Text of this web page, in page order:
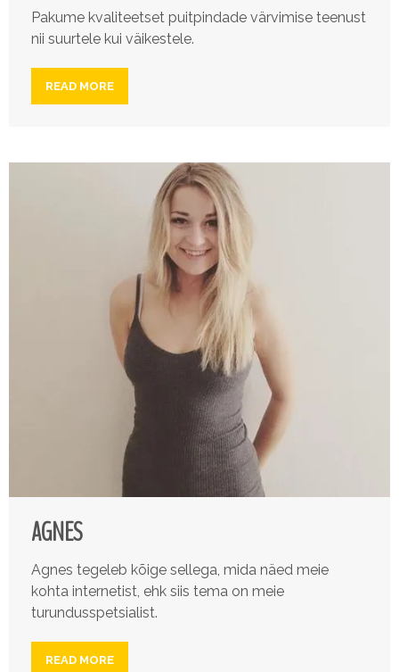
Pakume kvaliteetset puitpindade värvimise teenust
nii suurtele kui väikestele.
READ MORE
AGNES
Agnes tegeleb kõige sellega, mida näed meie
kohta internetist, ehk siis tema on meie
turundusspetsialist.
READ MORE